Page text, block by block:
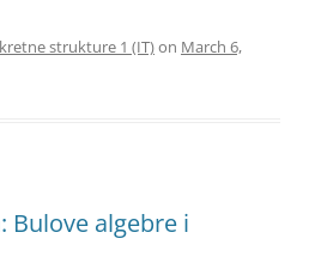
strukture 1 (IT)on March 6,
Bulove algebre i